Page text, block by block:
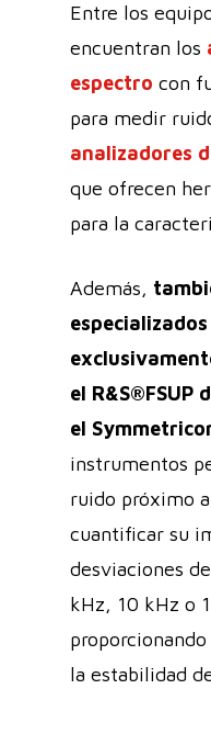
Entre los
encuentran los
espectro con
para medir
analizadores
que ofrecen
para la
Además,
el R&S®FSUP
el
instrumentos
ruido próximo
cuantificar su
desviaciones
kHz, 10 kHz o
la estabilidad